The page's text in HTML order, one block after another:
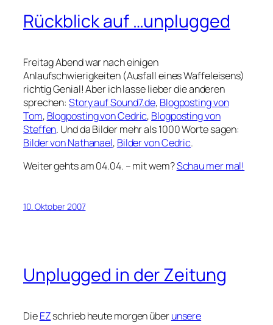
Rückblick auf …unplugged
Freitag Abend war nach einigen
Anlaufschwierigkeiten (Ausfall eines Waffeleisens)
richtig Genial! Aber ich lasse lieber die anderen
sprechen:Story auf Sound7.de, Blogposting von
Tom, Blogposting von Cedric, Blogposting von
Steffen. Und da Bilder mehr als 1000 Worte sagen:
Bilder von Nathanael, Bilder von Cedric.
Weiter gehts am 04.04. – mit wem?Schau mer mal!
10. Oktober 2007
Unplugged in der Zeitung
DieEZschrieb heute morgen überunsere